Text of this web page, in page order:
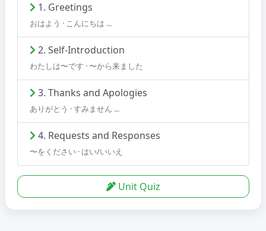
1. Greetings
おはよう · こんにちは ...
2. Self-Introduction
わたしは〜です · 〜から来ました
3. Thanks and Apologies
ありがとう · すみません ...
4. Requests and Responses
〜をください · はい/いいえ
Unit Quiz